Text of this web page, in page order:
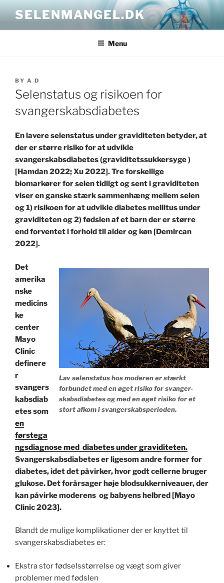
content
SELENMANGEL.DK
Menu
POSTED
ON
BY A D
Selenstatus og risikoen for
svangerskabsdiabetes
En lavere selenstatus under graviditeten betyder, at
der er større risiko for at udvikle
svangerskabsdiabetes (graviditetssukkersyge )
[Hamdan 2022; Xu 2022]. Tre forskellige
biomarkører for selen tidligt og sent i graviditeten
viser en ganske stærk sammenhæng mellem selen
og 1) risikoen for at udvikle diabetes mellitus under
graviditeten og 2) fødslen af et barn der er større
end forventet i forhold til alder og køn [Demircan
2022].
Lav selenstatus hos moderen er stærkt
forbundet med en øget risiko for svanger-
skabsdiabetes og med en øget risiko for et
stort afkom i svangerskabsperioden.
Det
amerika
nske
medicins
ke
center
Mayo
Clinic
definere
r
svangers
kabsdiab
etes som
en
førstega
ngsdiagnose med diabetes under graviditeten.
Svangerskabsdiabetes er ligesom andre former for
diabetes, idet det påvirker, hvor godt cellerne bruger
glukose. Det forårsager høje blodsukkerniveauer, der
kan påvirke moderens og babyens helbred [Mayo
Clinic 2023].
Blandt de mulige komplikationer der er knyttet til
svangerskabsdiabetes er:
Ekstra stor fødselsstørrelse og vægt som giver
problemer med fødslen